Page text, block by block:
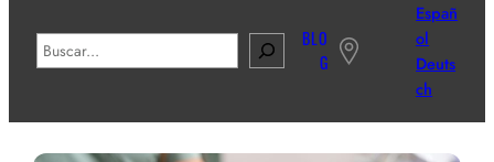
u
BLO
G
Españ
ol
Deuts
ch